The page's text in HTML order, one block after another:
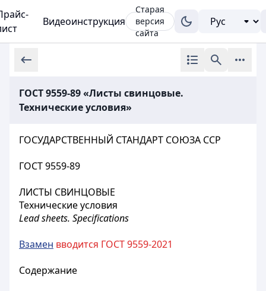
Видеоинструкция
Старая
версия
сайта
ГОСТ 9559-89 «Листы свинцовые.
Технические условия»
ГОСУДАРСТВЕННЫЙ СТАНДАРТ СОЮЗА ССР
ГОСТ 9559-89
ЛИСТЫ СВИНЦОВЫЕ
Технические условия
Lead sheets. Specifications
Взамен вводится ГОСТ 9559-2021
Содержание